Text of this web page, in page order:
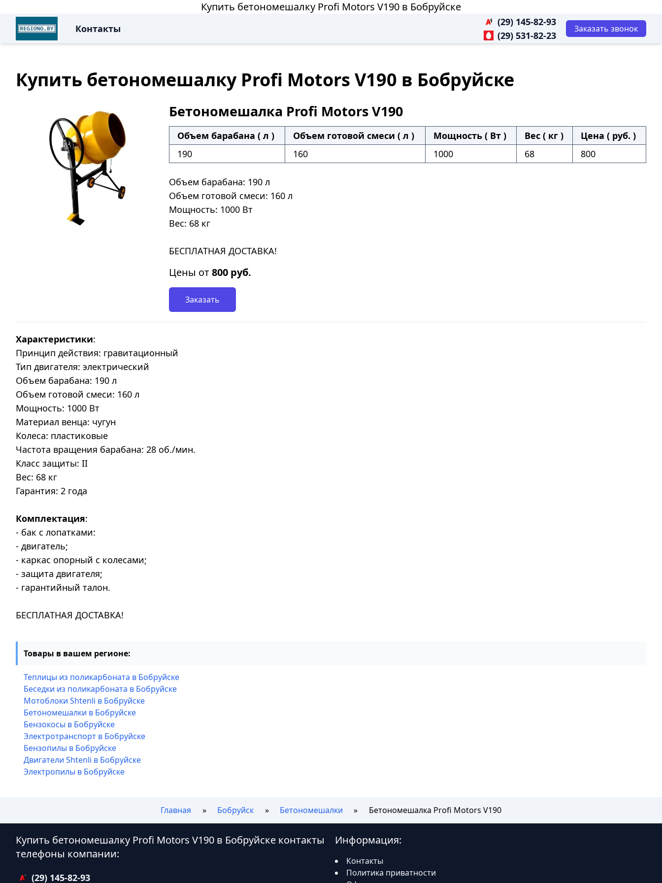
Купить бетономешалку Profi Motors V190 в Бобруйске
Контакты
(29) 145-82-93
(29) 531-82-23
Заказать звонок
Купить бетономешалку Profi Motors V190 в Бобруйске
Бетономешалка Profi Motors V190
Объем барабана ( л ) Объем готовой смеси ( л ) Мощность ( Вт ) Вес ( кг )
Цена ( руб. )
190
160 1000 68 800
Объем барабана: 190 л
Объем готовой смеси: 160 л
Мощность: 1000 Вт
Вес: 68 кг
БЕСПЛАТНАЯ ДОСТАВКА!
Цены от800 руб.
Заказать
Характеристики:
Принцип действия: гравитационный
Тип двигателя: электрический
Объем барабана: 190 л
Объем готовой смеси: 160 л
Мощность: 1000 Вт
Материал венца: чугун
Колеса: пластиковые
Частота вращения барабана: 28 об./мин.
Класс защиты: II
Вес: 68 кг
Гарантия: 2 года
Комплектация:
- бак с лопатками:
- двигатель;
- каркас опорный с колесами;
- защита двигателя;
- гарантийный талон.
БЕСПЛАТНАЯ ДОСТАВКА!
Товары в вашем регионе:
Теплицы из поликарбоната в Бобруйске
Беседки из поликарбоната в Бобруйске
Мотоблоки Shtenli в Бобруйске
Бетономешалки в Бобруйске
Бензокосы в Бобруйске
Электротранспорт в Бобруйске
Бензопилы в Бобруйске
Двигатели Shtenli в Бобруйске
Электропилы в Бобруйске
Главная Бобруйск Бетономешалки Бетономешалка Profi Motors V190
Купить бетономешалку Profi Motors V190 в Бобруйске контакты
телефоны компании:
(29) 145-82-93
Информация:
Контакты
Политика приватности